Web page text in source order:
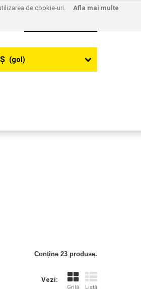
(gol)
Conține 23 produse.
Vezi:
Grilă Listă
Vizionare
de cookie-uri. Afla mai multe